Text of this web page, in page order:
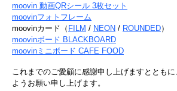
moovin 動画QRシール 3枚セット
moovinフォトフレーム
moovinカード（ FILM / NEON / ROUNDED）
moovinボード BLACKBOARD
moovinミニボード CAFE FOOD
これまでのご愛顧に感謝申し上げますととも
ようお願い申し上げます。